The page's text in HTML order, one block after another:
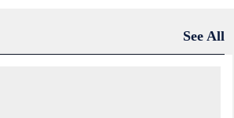
See All